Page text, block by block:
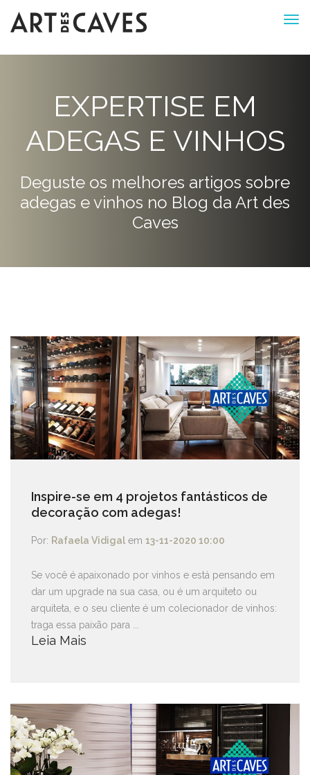
EXPERTISE EM
ADEGAS E VINHOS
Deguste os melhores artigos sobre
adegas e vinhos no Blog da Art des
Caves
Inspire-se em 4 projetos fantásticos de
decoração com adegas!
Por: Rafaela Vidigal em 13-11-2020 10:00
Se você é apaixonado por vinhos e está pensando em
dar um upgrade na sua casa, ou é um arquiteto ou
arquiteta, e o seu cliente é um colecionador de vinhos:
traga essa paixão para ...
Leia Mais